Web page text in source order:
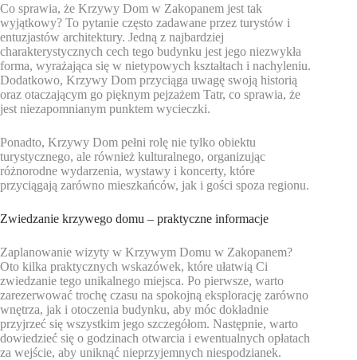
Co sprawia, że Krzywy Dom w Zakopanem jest tak
wyjątkowy? To pytanie często zadawane przez turystów i
entuzjastów architektury. Jedną z najbardziej
charakterystycznych cech tego budynku jest jego niezwykła
forma, wyrażająca się w nietypowych kształtach i nachyleniu.
Dodatkowo, Krzywy Dom przyciąga uwagę swoją historią
oraz otaczającym go pięknym pejzażem Tatr, co sprawia, że
jest niezapomnianym punktem wycieczki.
Ponadto, Krzywy Dom pełni rolę nie tylko obiektu
turystycznego, ale również kulturalnego, organizując
różnorodne wydarzenia, wystawy i koncerty, które
przyciągają zarówno mieszkańców, jak i gości spoza regionu.
Zwiedzanie krzywego domu – praktyczne informacje
Zaplanowanie wizyty w Krzywym Domu w Zakopanem?
Oto kilka praktycznych wskazówek, które ułatwią Ci
zwiedzanie tego unikalnego miejsca. Po pierwsze, warto
zarezerwować trochę czasu na spokojną eksplorację zarówno
wnętrza, jak i otoczenia budynku, aby móc dokładnie
przyjrzeć się wszystkim jego szczegółom. Następnie, warto
dowiedzieć się o godzinach otwarcia i ewentualnych opłatach
za wejście, aby uniknąć nieprzyjemnych niespodzianek.